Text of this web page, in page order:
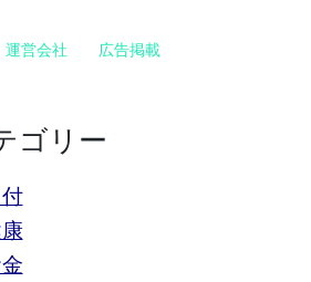
運営会社 広告掲載
ゴリー